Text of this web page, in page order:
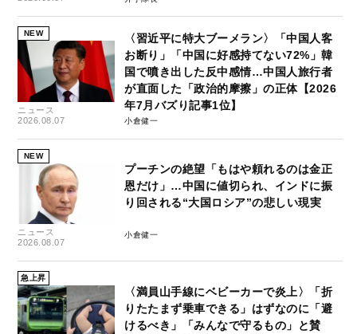
NEW
ニュース
2026.08.07
〈習近平に特大ブーメラン〉「中国人客
お断り」「中国に好感持てない72%」韓
国で噴き出した反中感情…中国人旅行者
が直面した「政治的摩擦」の正体【2026
年7月バズり記事1位】
小倉健一
NEW
ニュース
2026.08.07
プーチンの絶望「もはや頼れるのは金正
恩だけ」…中国に値切られ、インドに振
り回される“大国ロシア”の悲しい現実
小倉健一
急上昇
〈満員山手線にベビーカーで炎上〉「折
りたたまず乗車できる」はずなのに「避
けるべき」「みんなで守るもの」と賛